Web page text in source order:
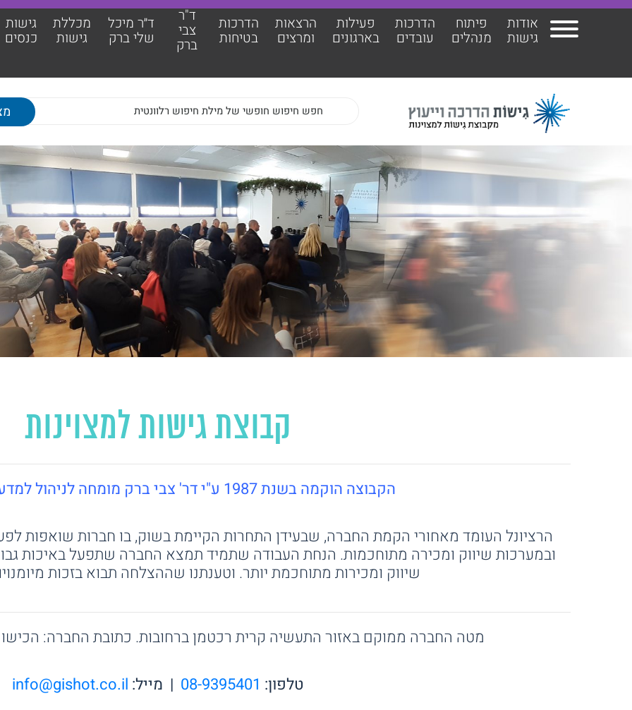
אודות
גישות
פיתוח
מנהלים
הדרכות
עובדים
פעילות
בארגונים
הרצאות
ומרצים
הדרכות
בטיחות
ד"ר
צבי
ברק
ד״ר מיכל
שלי ברק
מכללת
גישות
גישות
כנסים
אודות גישות
הדרכות עובדים
פעילות בארגונים
הרצאות ומרצים
ד"ר צבי ברק
ד״ר מיכל שלי ברק
מאמרים מקצועיים
קבוצת גישות למצוינות
הקבוצה הוקמה בשנת 1987 ע"י דר' צבי ברק מומחה לניהול למדעי ההתנהגות.
הרציונל העומד מאחורי הקמת החברה, שבעידן התחרות הקיימת בשוק, בו חברות שואפות
ובמערכות שיווק ומכירה מתוחכמות. הנחת העבודה שתמיד תמצא החברה שתפעל באיכות
שיווק ומכירות מתוחכמת יותר. וטענתנו שההצלחה תבוא בזכות
מטה החברה ממוקם באזור התעשיה קרית רכטמן ברחובות. כתובת החברה: הכישור 2 רחובות, מיקוד
טלפון: 08-9395401 | מייל: info@gishot.co.il